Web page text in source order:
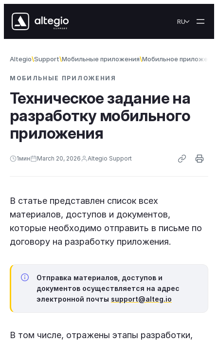
RU
Altegio Support Мобильные приложения Мобильное
МОБИЛЬНЫЕ ПРИЛОЖЕНИЯ
Техническое задание на
разработку мобильного
приложения
1мин March 20, 2026 Altegio Support
В статье представлен список всех
материалов, доступов и документов,
которые необходимо отправить в письме по
договору на разработку приложения.
Отправка материалов, доступов и
документов осуществляется на адрес
электронной почты support@alteg.io
В том числе, отражены этапы разработки,